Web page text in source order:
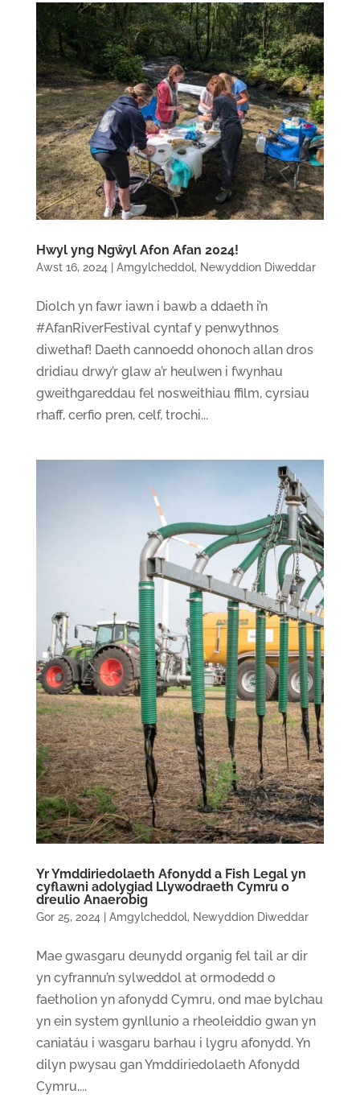
Hwyl yng Ngŵyl Afon Afan 2024!
Awst 16, 2024 Amgylcheddol, Newyddion Diweddar
Diolch yn fawr iawn i bawb a ddaeth i’n
#AfanRiverFestival cyntaf y penwythnos
diwethaf! Daeth cannoedd ohonoch allan dros
dridiau drwy’r glaw a’r heulwen i fwynhau
gweithgareddau fel nosweithiau ffilm, cyrsiau
rhaff, cerfio pren, celf, trochi...
Yr Ymddiriedolaeth Afonydd a Fish Legal yn
cyflawni adolygiad Llywodraeth Cymru o
dreulio Anaerobig
Gor 25, 2024 Amgylcheddol, Newyddion Diweddar
Mae gwasgaru deunydd organig fel tail ar dir
yn cyfrannu’n sylweddol at ormodedd o
faetholion yn afonydd Cymru, ond mae bylchau
yn ein system gynllunio a rheoleiddio gwan yn
caniatáu i wasgaru barhau i lygru afonydd. Yn
dilyn pwysau gan Ymddiriedolaeth Afonydd
Cymru,...